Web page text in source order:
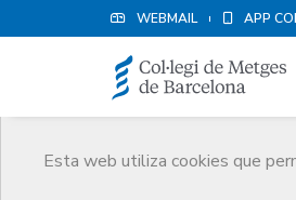
WEBMAIL APP
Esta web utiliza cookies que